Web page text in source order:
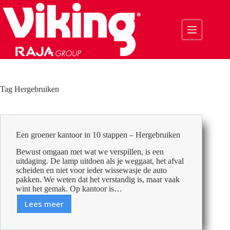
naar
inhoud
Tag Hergebruiken
Een groener kantoor in 10 stappen – Hergebruiken
Bewust omgaan met wat we verspillen, is een
uitdaging. De lamp uitdoen als je weggaat, het afval
scheiden en niet voor ieder wissewasje de auto
pakken. We weten dat het verstandig is, maar vaak
wint het gemak. Op kantoor is…
Lees meer
Een